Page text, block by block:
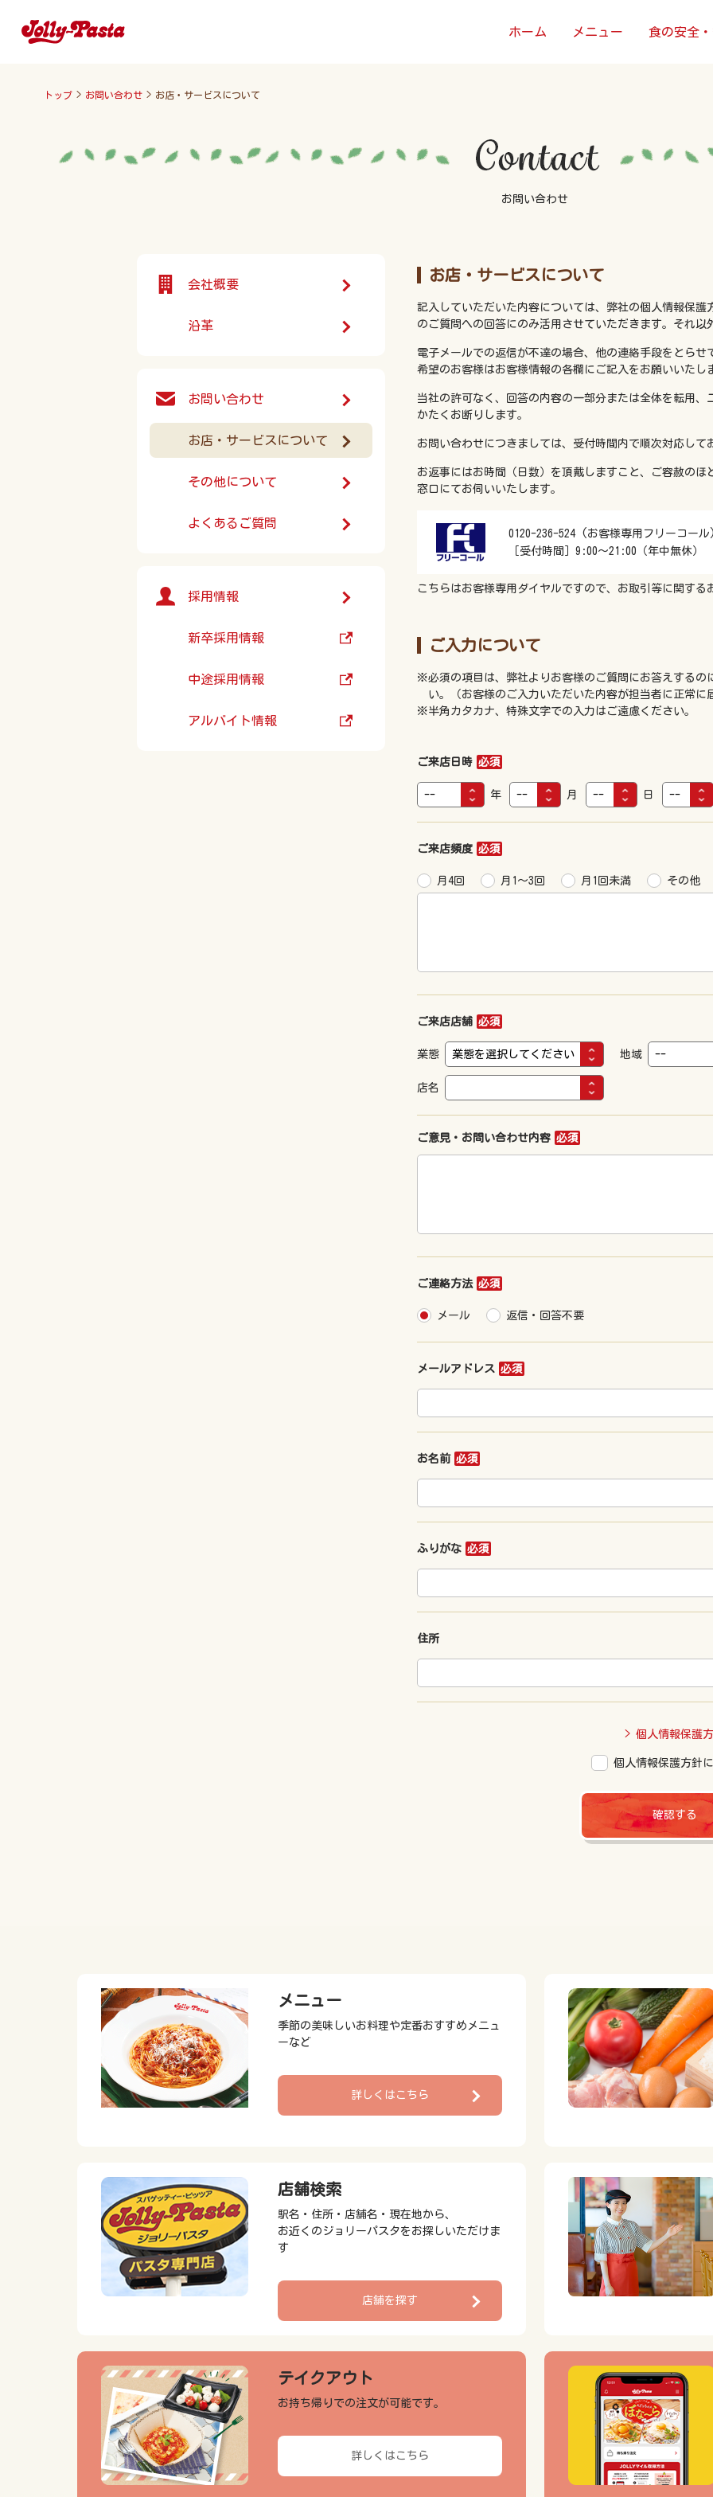
ホーム メニュー 食の安全
トップ > お問い合わせ > お店・サービスについて
お問い合わせ
会社概要
沿革
お問い合わせ
お店・サービスについて
その他について
よくあるご質問
採用情報
新卒採用情報
中途採用情報
アルバイト情報
お店・サービスについて
記入していただいた内容については、弊社の個人情報保
のご質問への回答にのみ活用させていただきます。それ
電子メールでの返信が不達の場合、他の連絡手段をとら
希望のお客様はお客様情報の各欄にご記入をお願いいたし
当社の許可なく、回答の内容の一部分または全体を転用
かたくお断りします。
お問い合わせにつきましては、受付時間内で順次対応して
お返事にはお時間（日数）を頂戴しますこと、ご容赦の
窓口にてお伺いいたします。
0120-236-524 (お客様専用フリーコー
［受付時間］9:00～21:00（年中無休）
こちらはお客様専用ダイヤルですので、お取引等に関する
ご入力について
※必須の項目は、弊社よりお客様のご質問にお答えするの
い。（お客様のご入力いただいた内容が担当者に正常に
※半角カタカナ、特殊文字での入力はご遠慮ください。
ご来店日時 必須
年 月 日
ご来店頻度 必須
月4回 月1～3回 月1回未満 その他
ご来店店舗 必須
業態 地域
店名
ご意見・お問い合わせ内容 必須
ご連絡方法 必須
メール 返信・回答不要
メールアドレス 必須
お名前 必須
ふりがな 必須
住所
> 個人情報保護
個人情報保護方針
確認する
メニュー
季節の美味しいお料理や定番おすすめメニュ
ーなど
詳しくはこちら
店舗検索
駅名・住所・店舗名・現在地から、
お近くのジョリーパスタをお探しいただけま
す
店舗を探す
テイクアウト
お持ち帰りでの注文が可能です。
詳しくはこちら